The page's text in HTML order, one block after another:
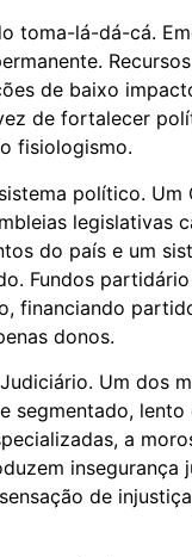
toma-lá-dá-cá.
de baixo
de fortalecer
fisiologismo.
político. Um
legislativas
do país e um
Fundos
financiando
donos.
Um dos
segmentado, lento
a
insegurança
de